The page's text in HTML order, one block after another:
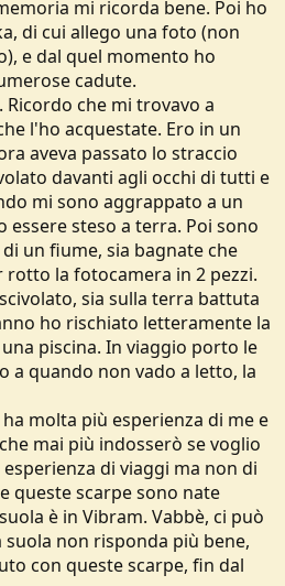
mi ricorda bene. Poi ho
di cui allego una foto (non
e dal quel momento ho
cadute.
Ricordo che mi trovavo a
l'ho acquestate. Ero in un
aveva passato lo straccio
davanti agli occhi di tutti e
mi sono aggrappato a un
steso a terra. Poi sono
un fiume, sia bagnate che
rotto la fotocamera in 2 pezzi.
sia sulla terra battuta
ho rischiato letteramente la
piscina. In viaggio porto le
a quando non vado a letto, la
molta più esperienza di me e
mai più indosserò se voglio
di viaggi ma non di
queste scarpe sono nate
è in Vibram. Vabbè, ci può
non risponda più bene,
con queste scarpe, fin dal